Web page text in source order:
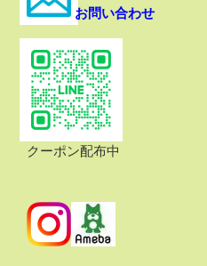
お問い合わせ
クーポン配布中